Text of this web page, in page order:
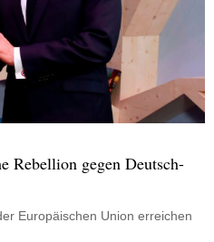
Rebellion gegen Deutsch-
Europäischen Union erreichen